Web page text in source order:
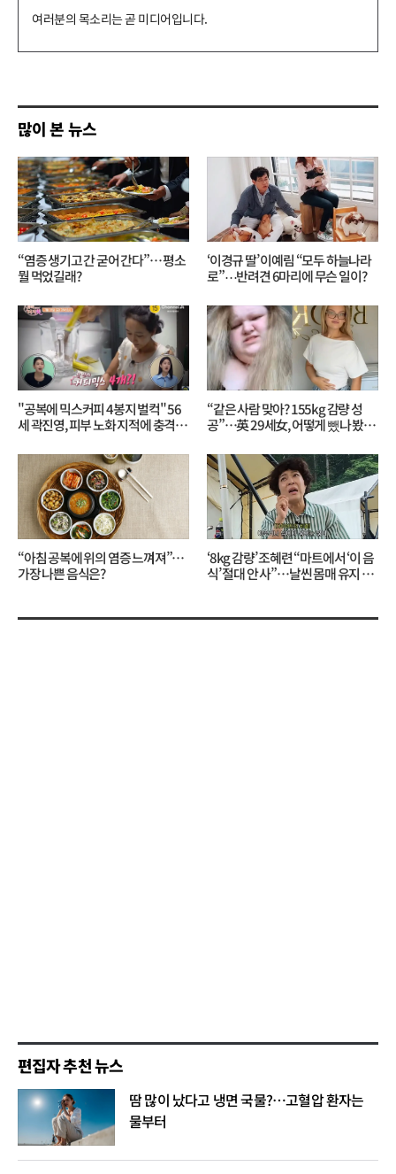
댓
기
많이 본 뉴스
“염증 생기고 간 굳어 간다”… 평소
뭘 먹었길래?
‘이경규 딸’ 이예림 “모두 하늘나라
로”⋯반려견 6마리에 무슨 일이?
"공복에 믹스커피 4봉지 벌컥" 56
세 곽진영, 피부 노화 지적에 충격…
“같은 사람 맞아? 155kg 감량 성
공”…英 29세女, 어떻게 뺐나 봤더
“아침 공복에 위의 염증 느껴져”…
가장 나쁜 음식은?
‘8kg 감량’ 조혜련 “마트에서 ‘이 음
식’ 절대 안 사”…날씬 몸매 유지 비
편집자 추천 뉴스
땀 많이 났다고 냉면 국물?…고혈압 환자는
물부터